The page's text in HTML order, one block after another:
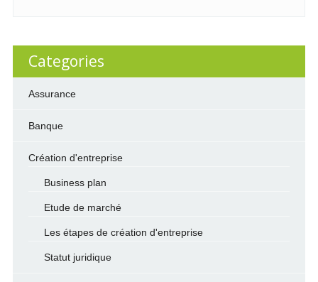
Categories
Assurance
Banque
Création d'entreprise
Business plan
Etude de marché
Les étapes de création d'entreprise
Statut juridique